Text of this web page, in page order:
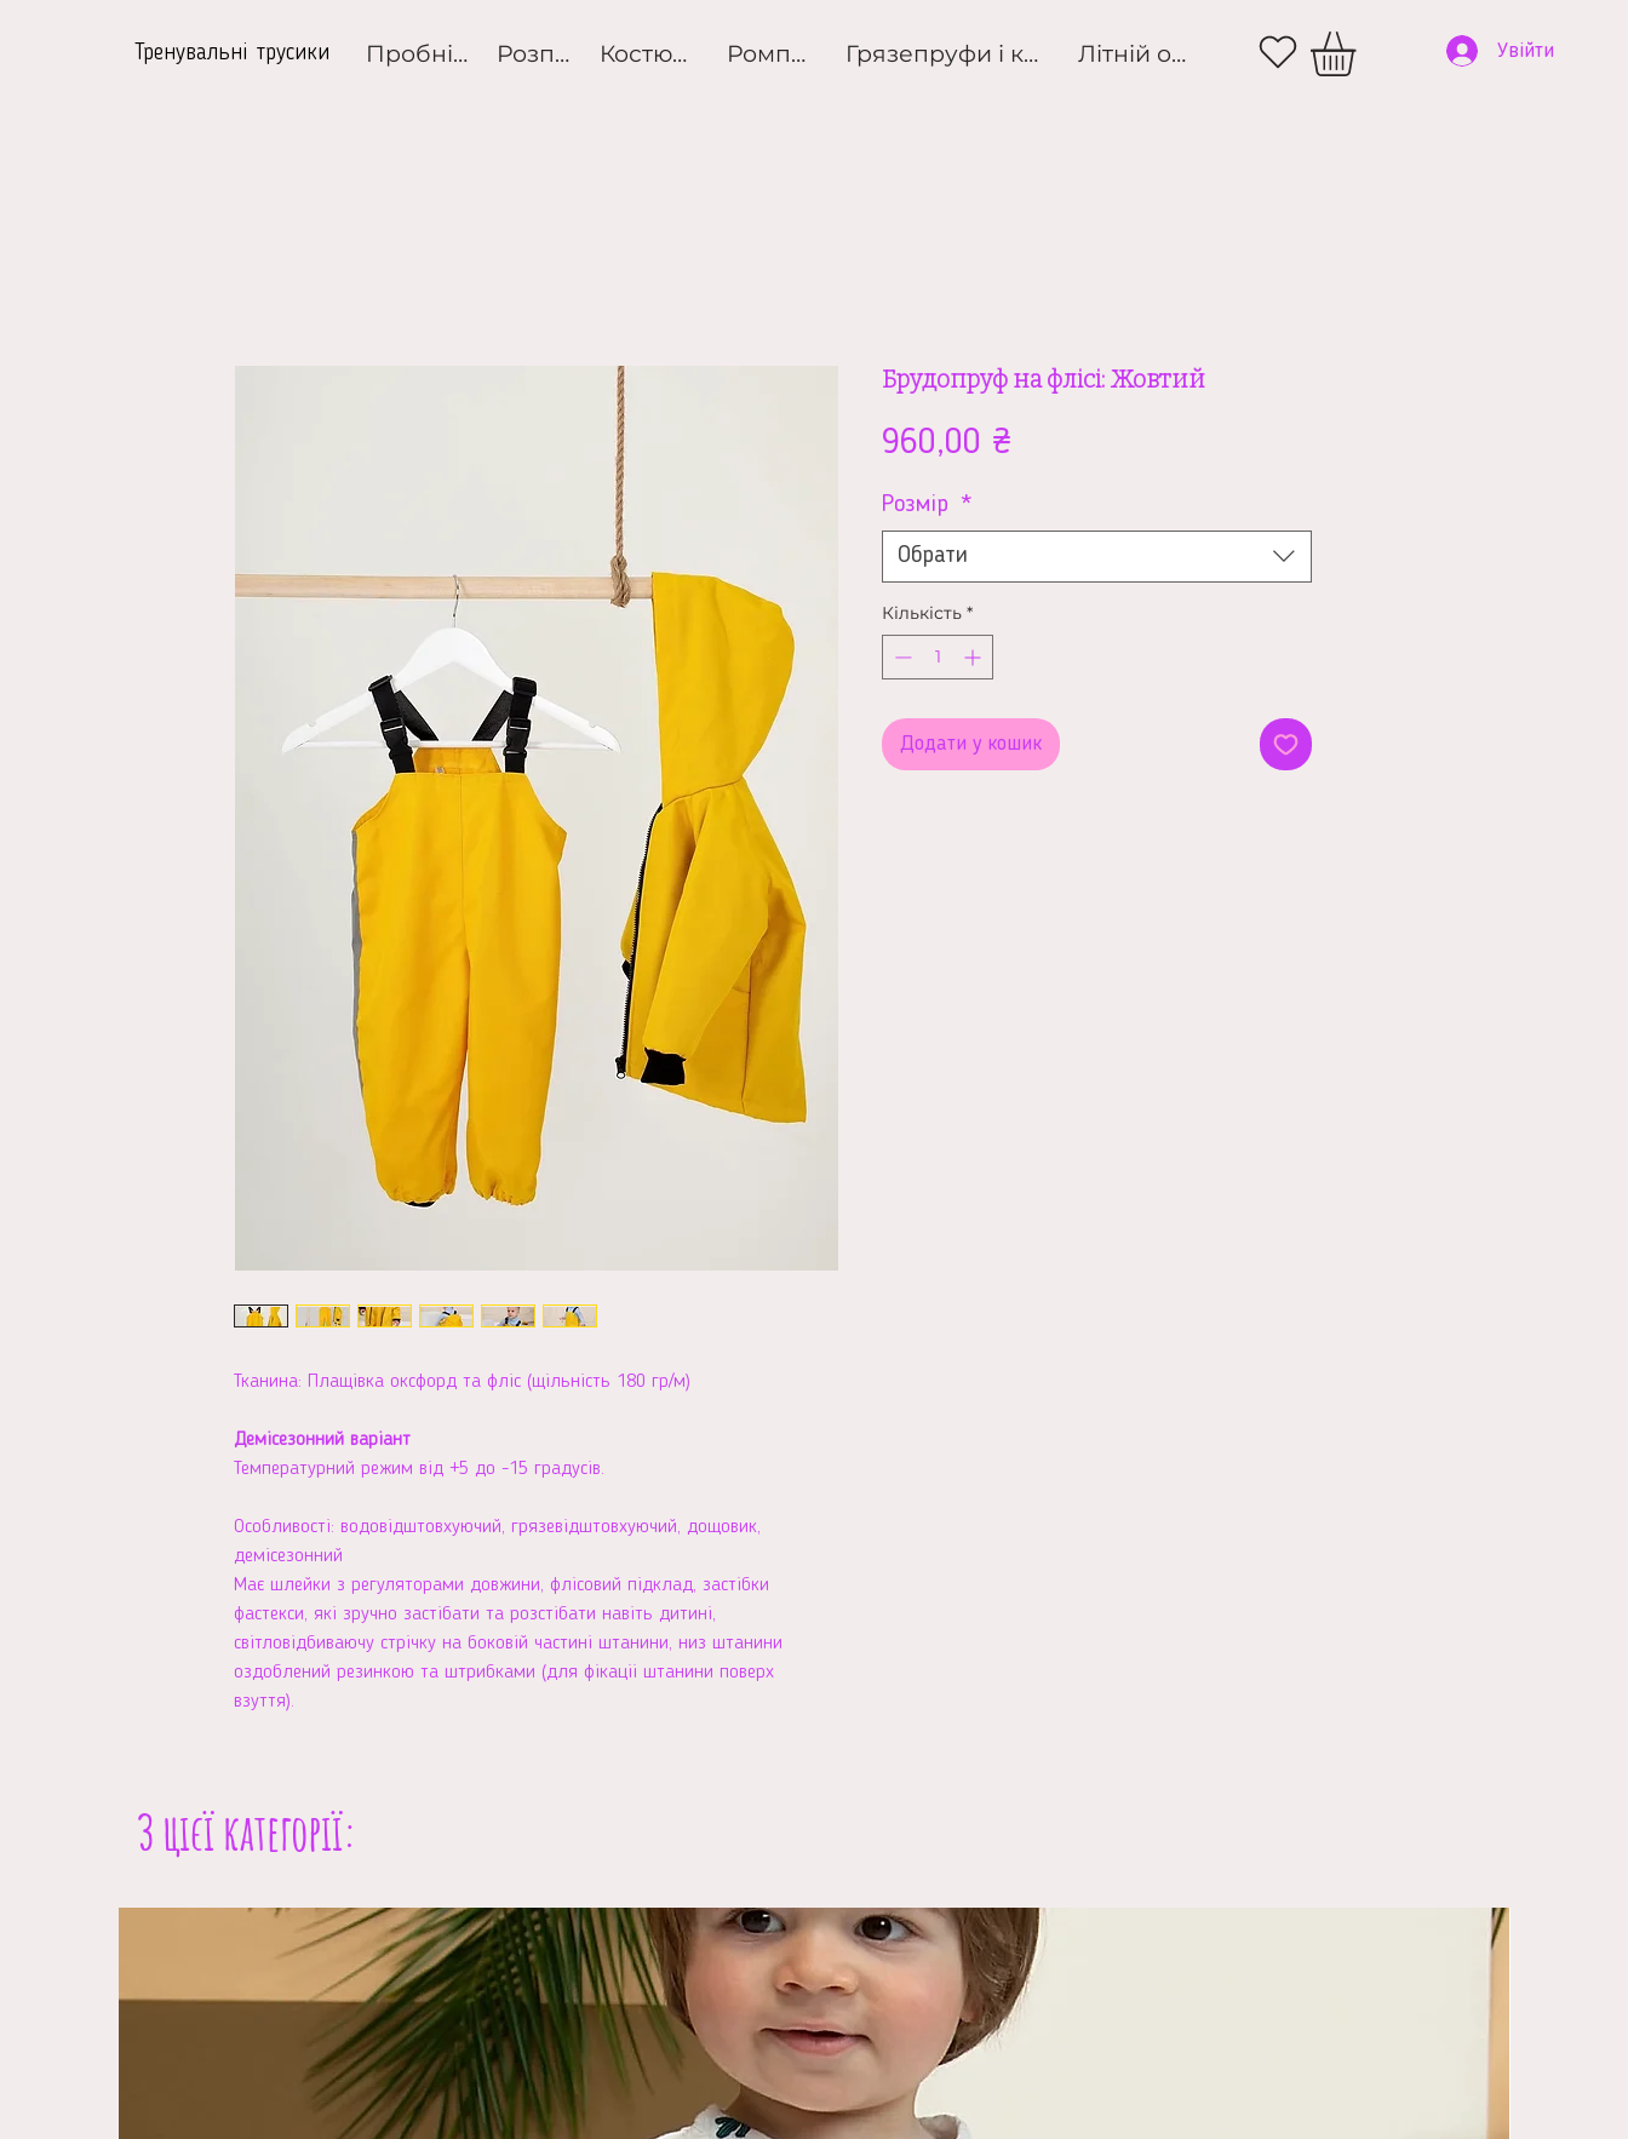
Тренувальні трусики Пробні набори Розпродаж Костюми Ромпери Грязепруфи і курткиЛітній одяг Увійти
Тканина: Плащівка оксфорд та фліс (щільність 180 гр/м)
Демісезонний варіант
Температурний режим від +5 до -15 градусів.
Особливості: водовідштовхуючий, грязевідштовхуючий, дощовик,
демісезонний
Має шлейки з регуляторами довжини, флісовий підклад, застібки
фастекси, які зручно застібати та розстібати навіть дитині,
світловідбиваючу стрічку на боковій частині штанини, низ штанини
оздоблений резинкою та штрибками (для фікаціі штанини поверх
взуття).
Брудопруф на флісі: Жовтий
960,00 ₴
Розмір *
Обрати
Кількість *
Додати у кошик
З цієї категорії: